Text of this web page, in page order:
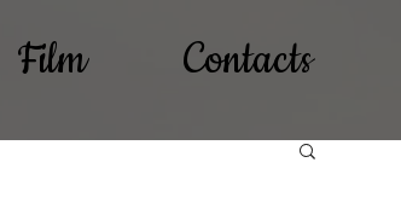
Film Contacts